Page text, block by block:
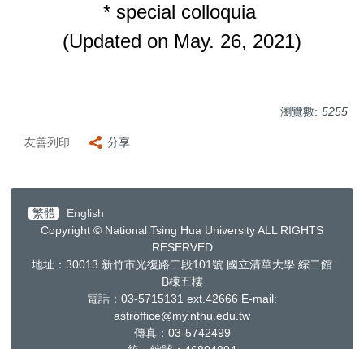
* special colloquia
(Updated on May. 26, 2021)
瀏覽數: 5255
友善列印 分享
繁體
English
Copyright © National Tsing Hua University ALL RIGHTS
RESERVED
地址：30013 新竹市光復路二段101號 國立清華大學 綜二館
B棟五樓
電話：03-5715131 ext.42666 E-mail:
astroffice@my.nthu.edu.tw
傳真：03-5742499